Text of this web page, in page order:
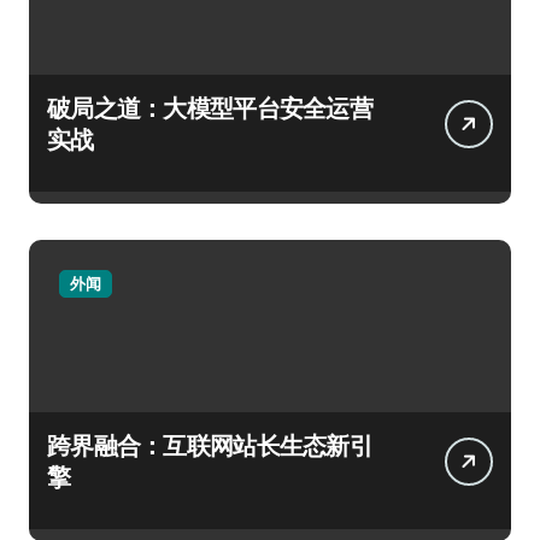
破局之道：大模型平台安全运营
实战
外闻
跨界融合：互联网站长生态新引
擎